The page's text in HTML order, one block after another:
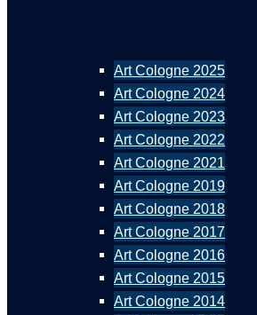
Art Cologne 2025
Art Cologne 2024
Art Cologne 2023
Art Cologne 2022
Art Cologne 2021
Art Cologne 2019
Art Cologne 2018
Art Cologne 2017
Art Cologne 2016
Art Cologne 2015
Art Cologne 2014